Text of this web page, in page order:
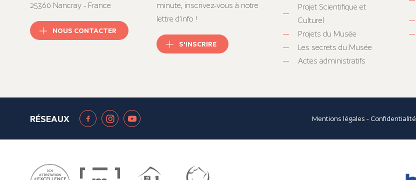
25360 Nancray - France
NOUS CONTACTER
minute, inscrivez-vous à notre
lettre d’info !
S'INSCRIRE
Projet Scientifique et
Culturel
Projets du Musée
Les secrets du Musée
Actes administratifs
RÉSEAUX Mentions légales - Confidentialité